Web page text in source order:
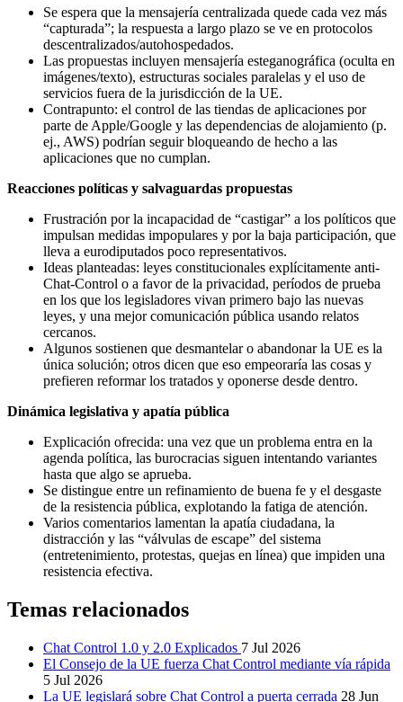
Se espera que la mensajería centralizada quede cada vez más
“capturada”; la respuesta a largo plazo se ve en protocolos
descentralizados/autohospedados.
Las propuestas incluyen mensajería esteganográfica (oculta en
imágenes/texto), estructuras sociales paralelas y el uso de
servicios fuera de la jurisdicción de la UE.
Contrapunto: el control de las tiendas de aplicaciones por
parte de Apple/Google y las dependencias de alojamiento (p.
ej., AWS) podrían seguir bloqueando de hecho a las
aplicaciones que no cumplan.
Reacciones políticas y salvaguardas propuestas
Frustración por la incapacidad de “castigar” a los políticos que
impulsan medidas impopulares y por la baja participación, que
lleva a eurodiputados poco representativos.
Ideas planteadas: leyes constitucionales explícitamente anti-
Chat-Control o a favor de la privacidad, períodos de prueba
en los que los legisladores vivan primero bajo las nuevas
leyes, y una mejor comunicación pública usando relatos
cercanos.
Algunos sostienen que desmantelar o abandonar la UE es la
única solución; otros dicen que eso empeoraría las cosas y
prefieren reformar los tratados y oponerse desde dentro.
Dinámica legislativa y apatía pública
Explicación ofrecida: una vez que un problema entra en la
agenda política, las burocracias siguen intentando variantes
hasta que algo se aprueba.
Se distingue entre un refinamiento de buena fe y el desgaste
de la resistencia pública, explotando la fatiga de atención.
Varios comentarios lamentan la apatía ciudadana, la
distracción y las “válvulas de escape” del sistema
(entretenimiento, protestas, quejas en línea) que impiden una
resistencia efectiva.
Temas relacionados
Chat Control 1.0 y 2.0 Explicados 7 Jul 2026
El Consejo de la UE fuerza Chat Control mediante vía rápida
5 Jul 2026
La UE legislará sobre Chat Control a puerta cerrada 28 Jun